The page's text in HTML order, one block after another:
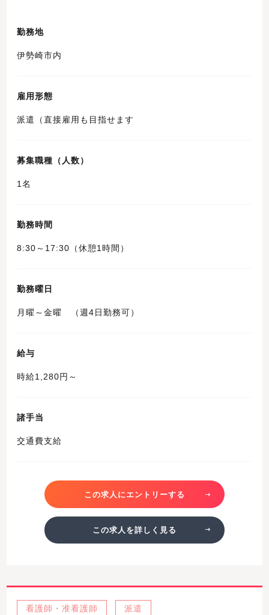
勤務地
伊勢崎市内
雇用形態
派遣（直接雇用も目指せます
募集職種（人数）
1名
勤務時間
8:30～17:30（休憩1時間）
勤務曜日
月曜～金曜 （週4日勤務可）
給与
時給1,280円～
諸手当
交通費支給
この求人にエントリーする
この求人を詳しく見る
看護師・准看護師 派遣